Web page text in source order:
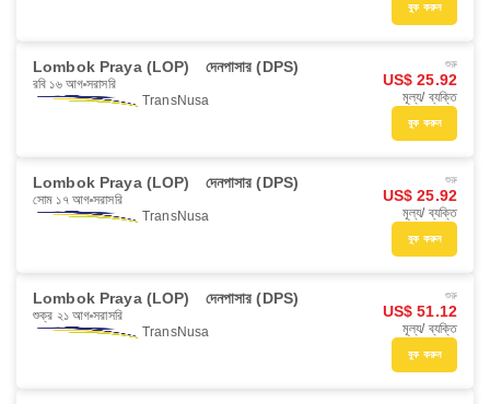
বুক করুন
Lombok Praya (LOP) দেনপাসার (DPS)
রবি ১৬ আগ সরাসরি
TransNusa
শুরু
US$ 25.92
মূল্য/ ব্যক্তি
বুক করুন
Lombok Praya (LOP) দেনপাসার (DPS)
সোম ১৭ আগ সরাসরি
TransNusa
শুরু
US$ 25.92
মূল্য/ ব্যক্তি
বুক করুন
Lombok Praya (LOP) দেনপাসার (DPS)
শুক্র ২১ আগ সরাসরি
TransNusa
শুরু
US$ 51.12
মূল্য/ ব্যক্তি
বুক করুন